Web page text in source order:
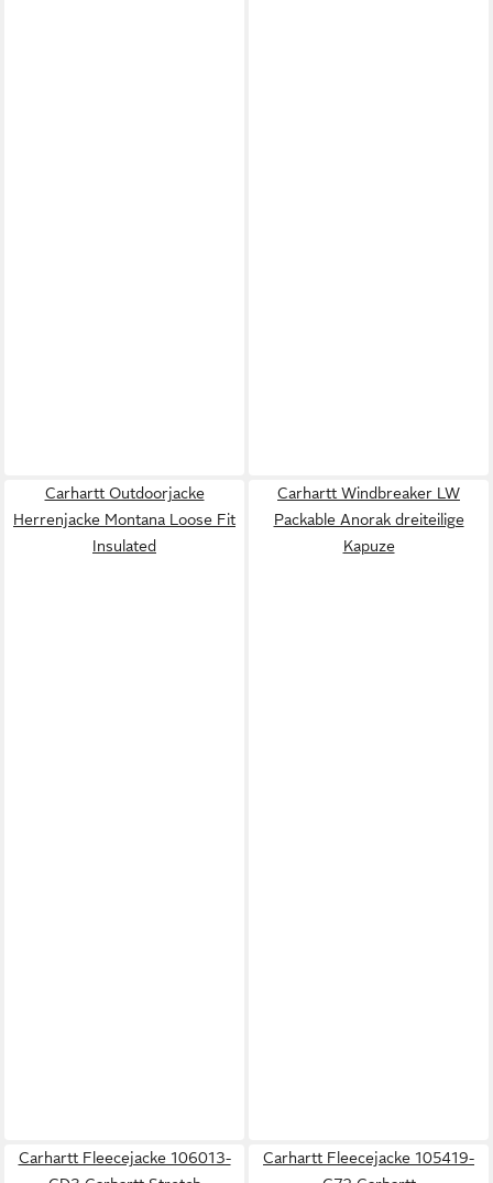
Carhartt Outdoorjacke
Herrenjacke Montana Loose Fit
Insulated
Carhartt Windbreaker LW
Packable Anorak dreiteilige
Kapuze
Carhartt Fleecejacke 106013-
Carhartt Fleecejacke 105419-